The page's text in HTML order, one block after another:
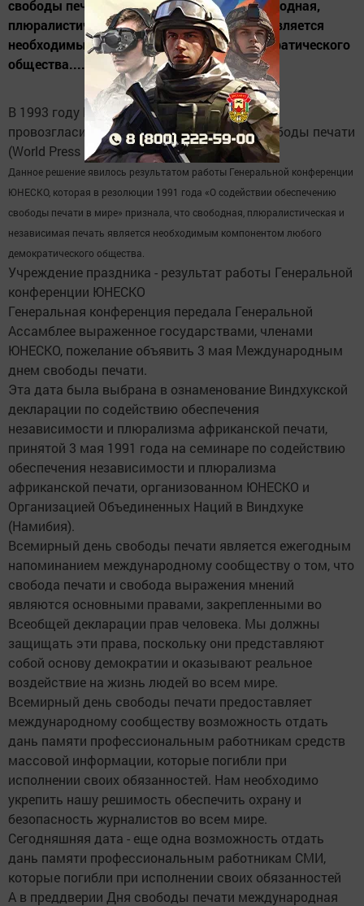
свободы печати в мире» признала, что свободная,
плюралистическая и независимая печать является
необходимым компонентом любого демократического
общества....
В 1993 году Генеральная Ассамблея ООН
провозгласила 3 мая Всемирным днем свободы печати
(World Press Freedom Day).
Данное решение явилось результатом работы Генеральной конференции
ЮНЕСКО, которая в резолюции 1991 года «О содействии обеспечению
свободы печати в мире» признала, что свободная, плюралистическая и
независимая печать является необходимым компонентом любого
демократического общества.
Учреждение праздника - результат работы Генеральной
конференции ЮНЕСКО
Генеральная конференция передала Генеральной
Ассамблее выраженное государствами, членами
ЮНЕСКО, пожелание объявить 3 мая Международным
днем свободы печати.
Эта дата была выбрана в ознаменование Виндхукской
декларации по содействию обеспечения
независимости и плюрализма африканской печати,
принятой 3 мая 1991 года на семинаре по содействию
обеспечения независимости и плюрализма
африканской печати, организованном ЮНЕСКО и
Организацией Объединенных Наций в Виндхуке
(Намибия).
Всемирный день свободы печати является ежегодным
напоминанием международному сообществу о том, что
свобода печати и свобода выражения мнений
являются основными правами, закрепленными во
Всеобщей декларации прав человека. Мы должны
защищать эти права, поскольку они представляют
собой основу демократии и оказывают реальное
воздействие на жизнь людей во всем мире.
Всемирный день свободы печати предоставляет
международному сообществу возможность отдать
дань памяти профессиональным работникам средств
массовой информации, которые погибли при
исполнении своих обязанностей. Нам необходимо
укрепить нашу решимость обеспечить охрану и
безопасность журналистов во всем мире.
Сегодняшняя дата - еще одна возможность отдать
дань памяти профессиональным работникам СМИ,
которые погибли при исполнении своих обязанностей
А в преддверии Дня свободы печати международная